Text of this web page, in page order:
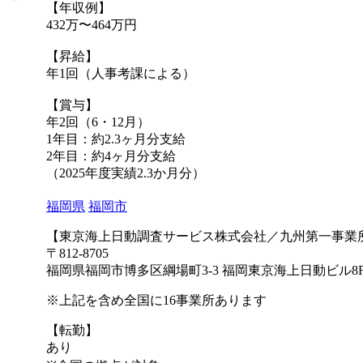
【年収例】
432万〜464万円
【昇給】
年1回（人事考課による）
【賞与】
年2回（6・12月）
1年目：約2.3ヶ月分支給
2年目：約4ヶ月分支給
（2025年度実績2.3か⽉分）
福岡県 福岡市
【東京海上日動調査サービス株式会社／九州第一事業
〒812-8705
福岡県福岡市博多区綱場町3-3 福岡東京海上日動ビル
※上記を含め全国に16事業所あります
【転勤】
あり